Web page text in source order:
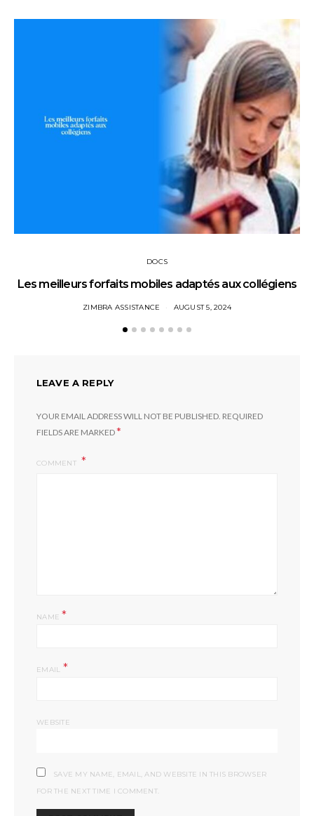
DOCS
Les meilleurs forfaits mobiles adaptés aux collégiens
ZIMBRA ASSISTANCE AUGUST 5, 2024
LEAVE A REPLY
YOUR EMAIL ADDRESS WILL NOT BE PUBLISHED. REQUIRED
FIELDS ARE MARKED*
COMMENT
NAME*
EMAIL *
WEBSITE
SAVE MY NAME, EMAIL, AND WEBSITE IN THIS BROWSER
FOR THE NEXT TIME I COMMENT.